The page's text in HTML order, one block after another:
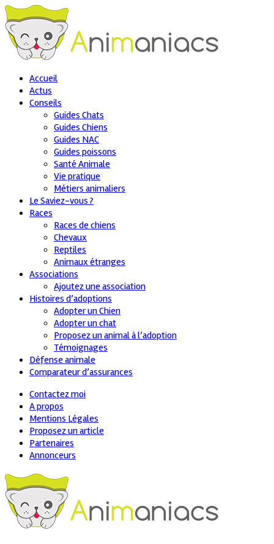
Accueil
Actus
Conseils
Guides Chats
Guides Chiens
Guides NAC
Guides poissons
Santé Animale
Vie pratique
Métiers animaliers
Le Saviez-vous ?
Races
Races de chiens
Chevaux
Reptiles
Animaux étranges
Associations
Ajoutez une association
Histoires d’adoptions
Adopter un Chien
Adopter un chat
Proposez un animal à l’adoption
Témoignages
Défense animale
Comparateur d’assurances
Contactez moi
A propos
Mentions Légales
Proposez un article
Partenaires
Annonceurs